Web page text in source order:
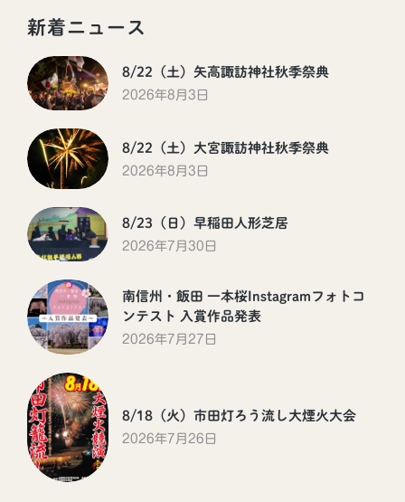
新着ニュース
8/22（土）矢高諏訪神社秋季祭典
2026年8月3日
8/22（土）大宮諏訪神社秋季祭典
2026年8月3日
8/23（日）早稲田人形芝居
2026年7月30日
南信州・飯田 一本桜Instagramフォトコ
ンテスト 入賞作品発表
2026年7月27日
8/18（火）市田灯ろう流し大煙火大会
2026年7月26日